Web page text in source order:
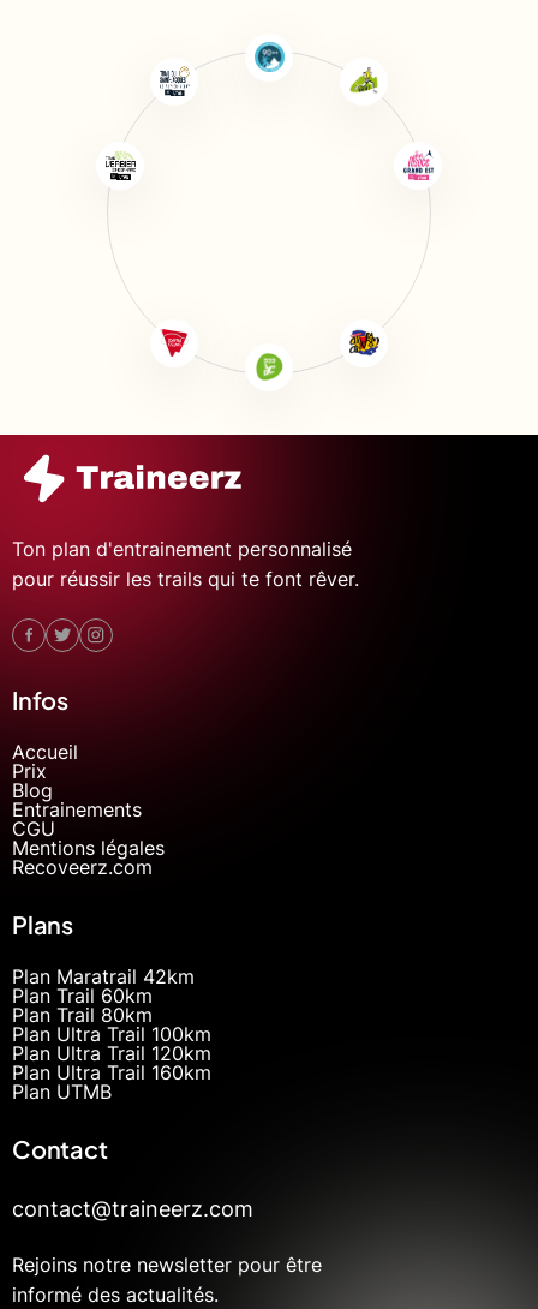
Ton plan d'entrainement personnalisé
pour réussir les trails qui te font rêver.
Infos
Accueil
Prix
Blog
Entrainements
CGU
Mentions légales
Recoveerz.com
Plans
Plan Maratrail 42km
Plan Trail 60km
Plan Trail 80km
Plan Ultra Trail 100km
Plan Ultra Trail 120km
Plan Ultra Trail 160km
Plan UTMB
Contact
contact@traineerz.com
Rejoins notre newsletter pour être
informé des actualités.